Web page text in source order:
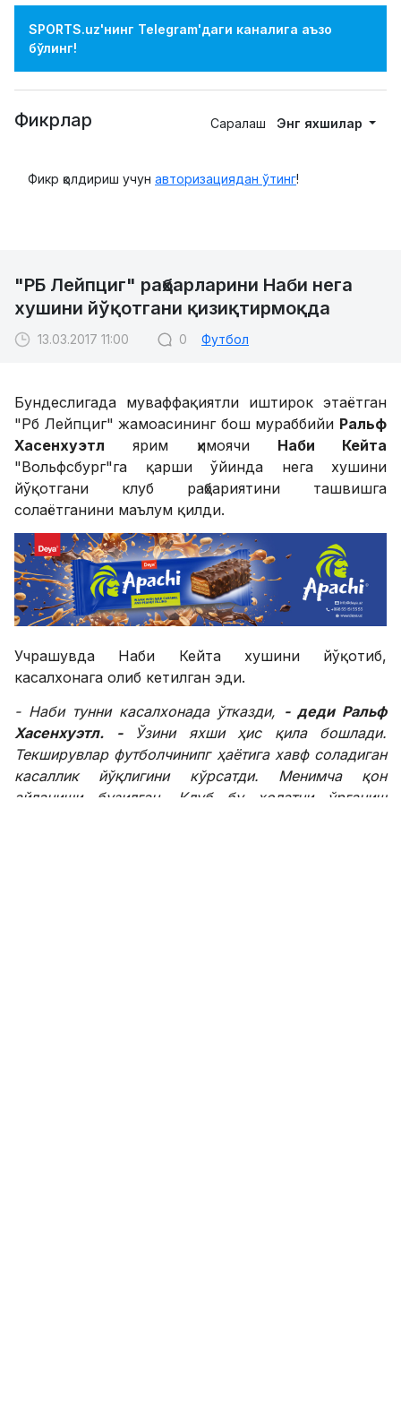
SPORTS.uz'нинг Telegram'даги каналига аъзо
бўлинг!
Фикрлар Саралаш Энг яхшилар
Фикр қолдириш учун авторизациядан ўтинг!
"РБ Лейпциг" раҳбарларини Наби нега
хушини йўқотгани қизиқтирмоқда
13.03.2017 11:00 0 Футбол
Бундеслигада муваффақиятли иштирок этаётган
"Рб Лейпциг" жамоасининг бош мураббийи Ральф
Хасенхуэтл ярим ҳимоячи Наби Кейта
"Вольфсбург"га қарши ўйинда нега хушини
йўқотгани клуб раҳбариятини ташвишга
солаётганини маълум қилди.
Учрашувда Наби Кейта хушини йўқотиб,
касалхонага олиб кетилган эди.
- Наби тунни касалхонада ўтказди, - деди Ральф
Хасенхуэтл. -Ўзини яхши ҳис қила бошлади.
Текширувлар футболчинипг ҳаётига хавф соладиган
касаллик йўқлигини кўрсатди. Менимча қон
айланиши бузилган. Клуб бу ҳолатни ўрганиш